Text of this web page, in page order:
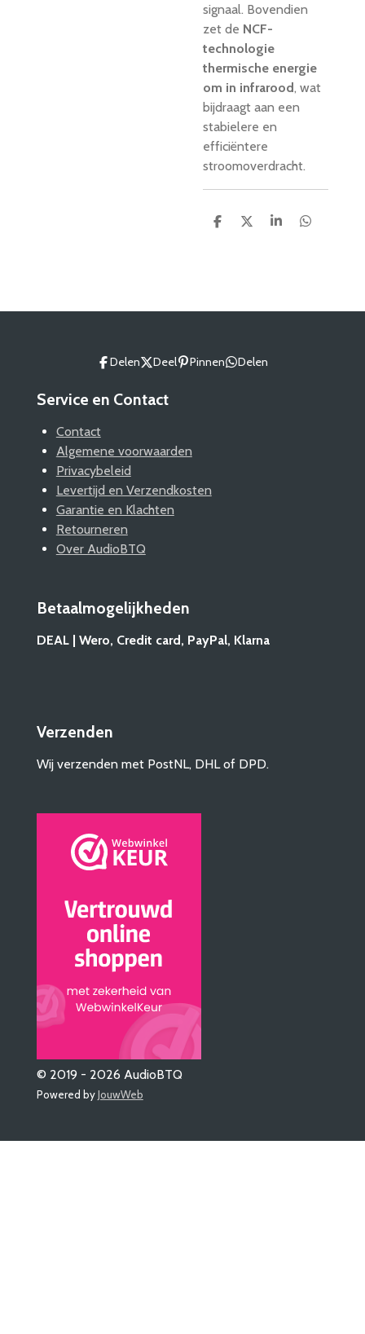
signaal. Bovendien
zet de NCF-
technologie
thermische energie
om in infrarood, wat
bijdraagt aan een
stabielere en
efficiëntere
stroomoverdracht.
D
D
S
D
Delen Deel Pinnen Delen
Service en Contact
Contact
Algemene voorwaarden
Privacybeleid
Levertijd en Verzendkosten
Garantie en Klachten
Retourneren
Over AudioBTQ
Betaalmogelijkheden
DEAL | Wero, Credit card, PayPal, Klarna
Verzenden
Wij verzenden met PostNL, DHL of DPD.
© 2019 - 2026 AudioBTQ
Powered byJouwWeb